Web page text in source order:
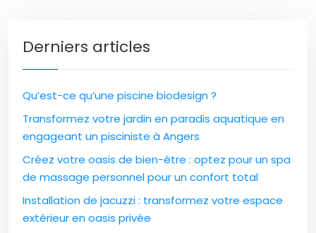
Derniers articles
Qu’est-ce qu’une piscine biodesign ?
Transformez votre jardin en paradis aquatique en
engageant un pisciniste à Angers
Créez votre oasis de bien-être : optez pour un spa
de massage personnel pour un confort total
Installation de jacuzzi : transformez votre espace
extérieur en oasis privée